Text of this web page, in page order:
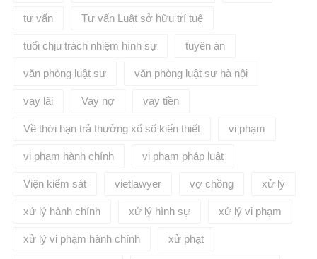
tư vấn Tư vấn Luật sở hữu trí tuệ
tuổi chịu trách nhiệm hình sự tuyên án
văn phòng luật sư văn phòng luật sư hà nội
vay lãi Vay nợ vay tiền
Về thời hạn trả thưởng xổ số kiến thiết vi phạm
vi phạm hành chính vi phạm pháp luật
Viện kiểm sát vietlawyer vợ chồng xử lý
xử lý hành chính xử lý hình sự xử lý vi phạm
xử lý vi phạm hành chính xử phạt